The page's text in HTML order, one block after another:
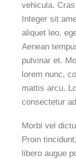
vehicula.
Integer sit
aliquet leo,
Aenean
pulvinar et.
lorem nunc,
mattis arcu.
consectetur
Morbi vel
Proin
libero augue